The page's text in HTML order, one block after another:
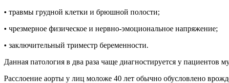
• травмы грудной клетки и брюшной полости;
• чрезмерное физическое и нервно-эмоциональное напряжение;
• заключительный триместр беременности.
Данная патология в два раза чаще диагностируется у пациентов
Расслоение аорты у лиц моложе 40 лет обычно обусловлено